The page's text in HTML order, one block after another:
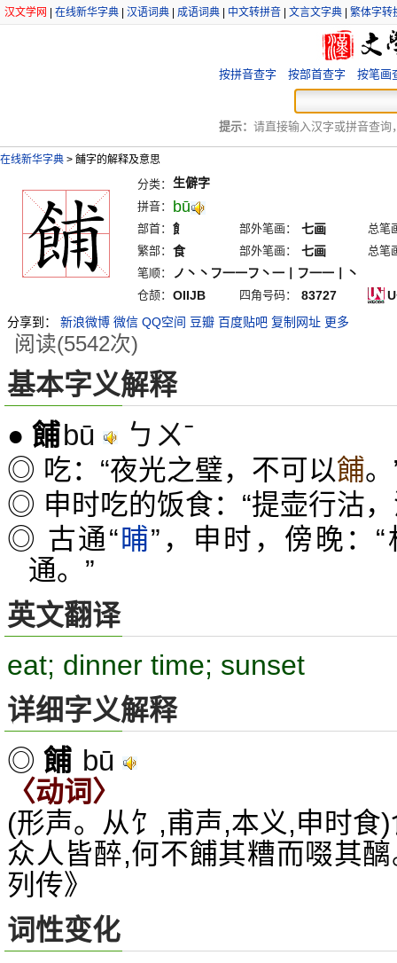
汉文学网 在线新华字典 汉语词典 成语词典 中文转拼音 文言文字典 繁体字转
按拼音查字 按部首查字 按笔画
提示： 请直接输入汉字或拼音查询
在线新华字典 > 餔字的解释及意思
分类： 生僻字
拼音： bū
部首： 飠 部外笔画： 七画
总笔
繁部： 食 部外笔画： 七画
总笔
笔顺：
ノ丶丶フ一一フ丶一丨フ一一丨丶
仓颉： OIIJB 四角号码： 83727
分享到：
新浪微博 微信 QQ空间 豆瓣 百度贴吧 复制网址 更多
阅读(5542次)
基本字义解释
● 餔bū ㄅㄨˉ
◎ 吃：“夜光之璧，不可以餔。
◎ 申时吃的饭食：“提壶行沽
◎ 古通“晡”，申时，傍晚：
通。”
英文翻译
eat; dinner time; sunset
详细字义解释
◎ 餔 bū
〈动词〉
(形声。从饣,甫声,本义,申时食
众人皆醉,何不餔其糟而啜其
列传》
词性变化